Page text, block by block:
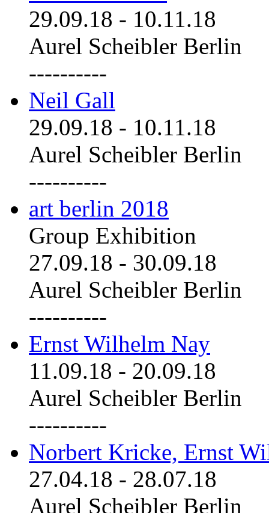
29.09.18 - 10.11.18
Aurel Scheibler Berlin
----------
Neil Gall
29.09.18 - 10.11.18
Aurel Scheibler Berlin
----------
art berlin 2018
Group Exhibition
27.09.18 - 30.09.18
Aurel Scheibler Berlin
----------
Ernst Wilhelm Nay
11.09.18 - 20.09.18
Aurel Scheibler Berlin
----------
Norbert Kricke, Ernst
27.04.18 - 28.07.18
Aurel Scheibler Berlin